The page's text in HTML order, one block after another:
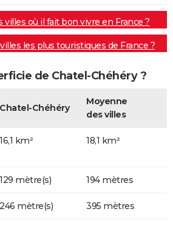
villes où il fait bon vivre en France ?
les plus touristiques de France ?
de Chatel-Chéhéry ?
Chatel-Chéhéry
Moyenne
des villes
16,1 km² 18,1 km²
129 mètre(s) 194 mètres
246 mètre(s) 395 mètres